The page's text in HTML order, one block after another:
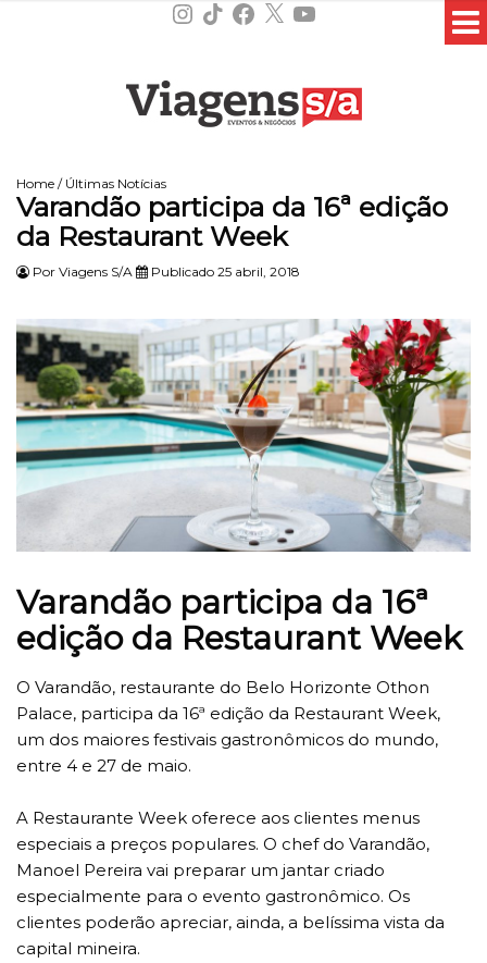
Instagram
TikTokFacebook
X YouTube
Home / Últimas Notícias
Varandão participa da 16ª edição
da Restaurant Week
Por Viagens S/A Publicado 25 abril, 2018
Varandão participa da 16ª
edição da Restaurant Week
O Varandão, restaurante do Belo Horizonte Othon
Palace, participa da 16ª edição da Restaurant Week,
um dos maiores festivais gastronômicos do mundo,
entre 4 e 27 de maio.
A Restaurante Week oferece aos clientes menus
especiais a preços populares. O chef do Varandão,
Manoel Pereira vai preparar um jantar criado
especialmente para o evento gastronômico. Os
clientes poderão apreciar, ainda, a belíssima vista da
capital mineira.